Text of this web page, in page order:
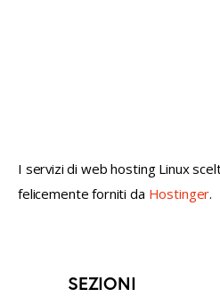
I servizi di web hosting Linux
felicemente forniti da Hostinger.
SEZIONI